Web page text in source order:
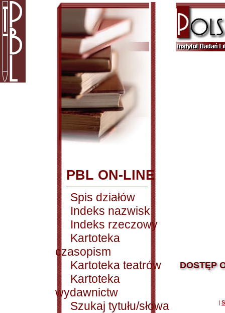
PBL ON-LINE
Spis działów
Indeks nazwisk
Indeks rzeczowy
Kartoteka
czasopism
Kartoteka teatrów
Kartoteka
wydawnictw
Szukaj tytułu/słowa
DOSTĘP
|